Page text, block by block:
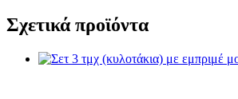
Σχετικά προϊόντα